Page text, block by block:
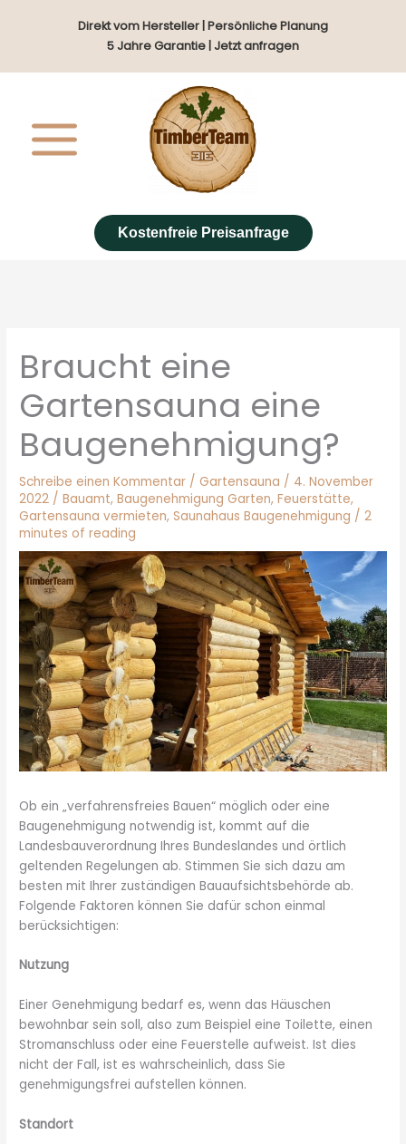
Direkt vom Hersteller | Persönliche Planung
5 Jahre Garantie | Jetzt anfragen
Kostenfreie Preisanfrage
Braucht eine
Gartensauna eine
Baugenehmigung?
Schreibe einen Kommentar / Gartensauna / 4. November
2022 /Bauamt,Baugenehmigung Garten,Feuerstätte,
Gartensauna vermieten,Saunahaus Baugenehmigung /2
minutes of reading
Ob ein „verfahrensfreies Bauen“ möglich oder eine
Baugenehmigung notwendig ist, kommt auf die
Landesbauverordnung Ihres Bundeslandes und örtlich
geltenden Regelungen ab. Stimmen Sie sich dazu am
besten mit Ihrer zuständigen Bauaufsichtsbehörde ab.
Folgende Faktoren können Sie dafür schon einmal
berücksichtigen:
Nutzung
Einer Genehmigung bedarf es, wenn das Häuschen
bewohnbar sein soll, also zum Beispiel eine Toilette, einen
Stromanschluss oder eine Feuerstelle aufweist. Ist dies
nicht der Fall, ist es wahrscheinlich, dass Sie
genehmigungsfrei aufstellen können.
Standort